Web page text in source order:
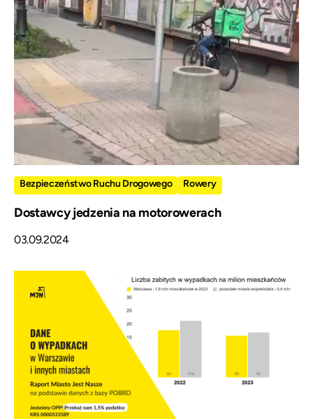
Bezpieczeństwo Ruchu Drogowego Rowery
Dostawcy jedzenia na motorowerach
03.09.2024